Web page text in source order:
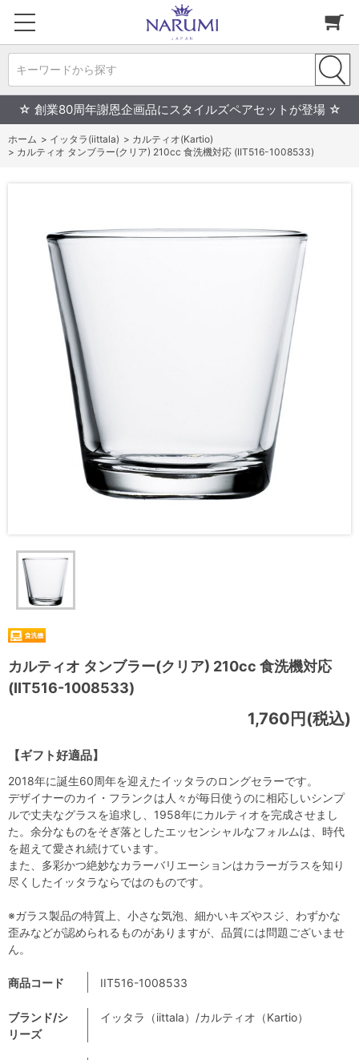
キーワードから探す
☆ 創業80周年謝恩企画品にスタイルズペアセットが登場 ☆
ホーム > イッタラ(iittala) > カルティオ(Kartio)
> カルティオ タンブラー(クリア) 210cc 食洗機対応 (IIT516-1008533)
カルティオ タンブラー(クリア) 210cc 食洗機対応
(IIT516-1008533)
【ギフト好適品】
1,760円(税込)
商品コード IIT516-1008533
ブランド/シ
リーズ
イッタラ（iittala）/カルティオ（Kartio）
2018年に誕生60周年を迎えたイッタラのロングセラーです。
デザイナーのカイ・フランクは人々が毎日使うのに相応しいシンプ
ルで丈夫なグラスを追求し、1958年にカルティオを完成させまし
た。余分なものをそぎ落としたエッセンシャルなフォルムは、時代
を超えて愛され続けています。
また、多彩かつ絶妙なカラーバリエーションはカラーガラスを知り
尽くしたイッタラならではのものです。
※ガラス製品の特質上、小さな気泡、細かいキズやスジ、わずかな
歪みなどが認められるものがありますが、品質には問題ございませ
ん。